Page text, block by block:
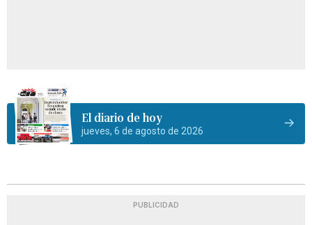
El diario de hoy
jueves, 6 de agosto de 2026
PUBLICIDAD